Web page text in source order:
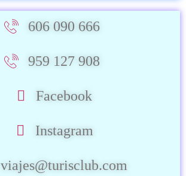
606 090 666
959 127 908
Facebook
Instagram
viajes@turisclub.com